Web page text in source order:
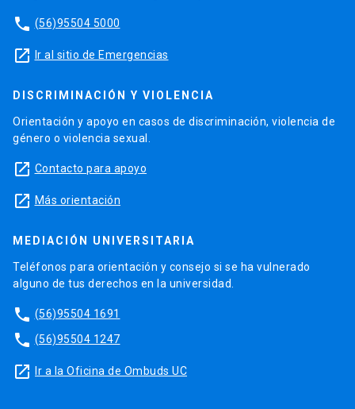
phone (56)95504 5000
launch Ir al sitio de Emergencias
DISCRIMINACIÓN Y VIOLENCIA
Orientación y apoyo en casos de discriminación, violencia de
género o violencia sexual.
launch Contacto para apoyo
launch Más orientación
MEDIACIÓN UNIVERSITARIA
Teléfonos para orientación y consejo si se ha vulnerado
alguno de tus derechos en la universidad.
phone (56)95504 1691
phone (56)95504 1247
launch Ir a la Oficina de Ombuds UC